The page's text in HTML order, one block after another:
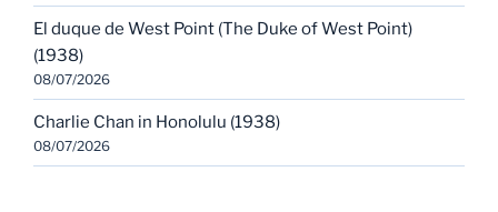
El duque de West Point (The Duke of West Point)
(1938)
08/07/2026
Charlie Chan in Honolulu (1938)
08/07/2026